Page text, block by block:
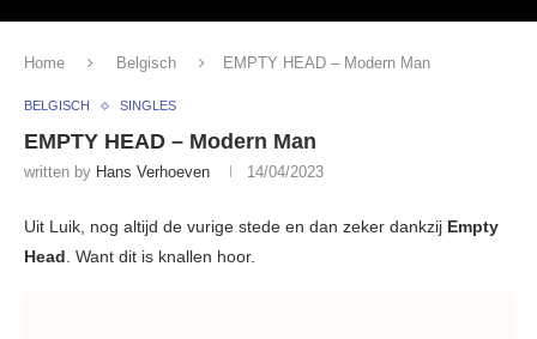
Home Belgisch EMPTY HEAD – Modern Man
BELGISCH SINGLES
EMPTY HEAD – Modern Man
written by Hans Verhoeven 14/04/2023
Uit Luik, nog altijd de vurige stede en dan zeker dankzij Empty
Head. Want dit is knallen hoor.